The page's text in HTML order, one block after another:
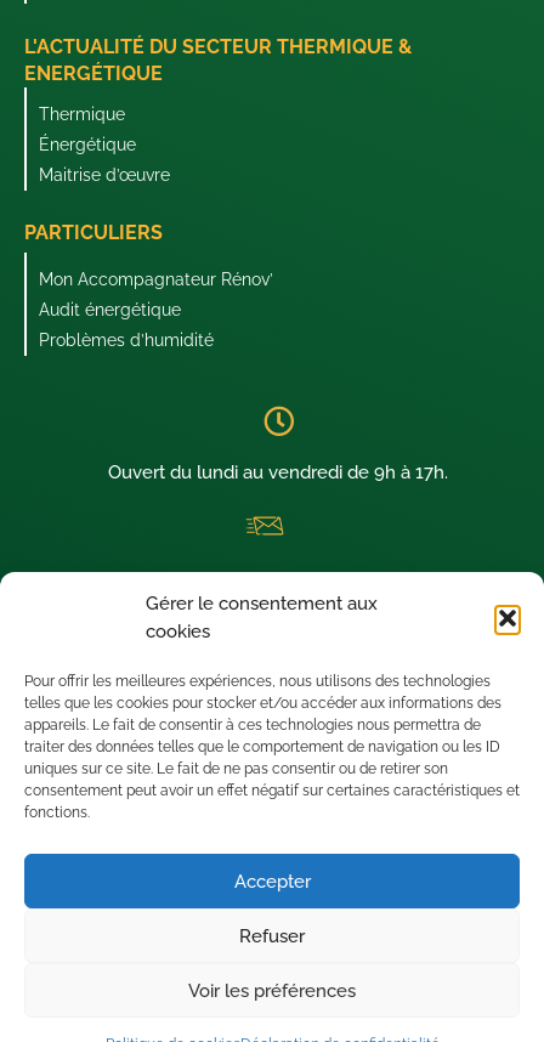
Gérer le consentement aux
cookies
Pour offrir les meilleures expériences, nous utilisons des technologies
telles que les cookies pour stocker et/ou accéder aux informations des
appareils. Le fait de consentir à ces technologies nous permettra de
traiter des données telles que le comportement de navigation ou les ID
uniques sur ce site. Le fait de ne pas consentir ou de retirer son
consentement peut avoir un effet négatif sur certaines caractéristiques et
fonctions.
Accepter
Refuser
Voir les préférences
L'ACTUALITÉ DU SECTEUR THERMIQUE &
ENERGÉTIQUE
Thermique
Énergétique
Maitrise d’œuvre
PARTICULIERS
Mon Accompagnateur Rénov’
Audit énergétique
Problèmes d’humidité
Ouvert du lundi au vendredi de 9h à 17h.
Nous sommes situés à SAINT-LEU D’ESSERENT (60340) dans le
Mentions légales •Politique de confidentialité